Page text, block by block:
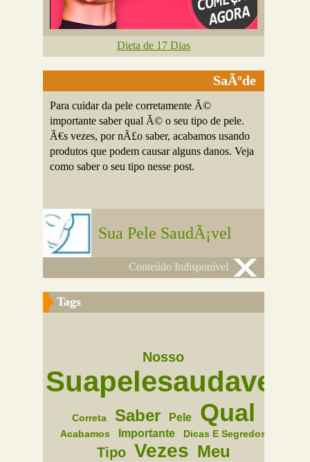
Dieta de 17 Dias
SaÃºde
Para cuidar da pele corretamente Ã©
importante saber qual Ã© o seu tipo de pele.
Ã€s vezes, por nÃ£o saber, acabamos usando
produtos que podem causar alguns danos. Veja
como saber o seu tipo nesse post.
Sua Pele SaudÃ¡vel
Conteúdo Indisponível
Tags
Nosso
Suapelesaudavel
Correta Saber Pele Qual
Acabamos Importante Dicas E Segredos
Tipo Vezes Meu